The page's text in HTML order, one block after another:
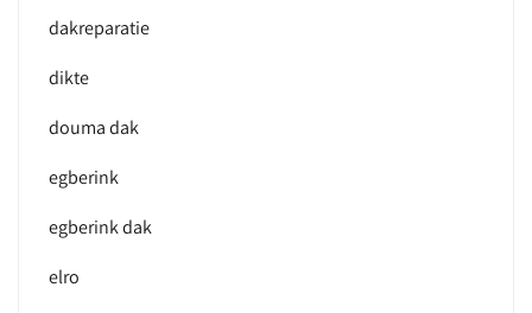
dakreparatie
dikte
douma dak
egberink
egberink dak
elro